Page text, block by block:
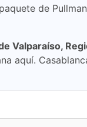
de
Valparaíso,
aquí.